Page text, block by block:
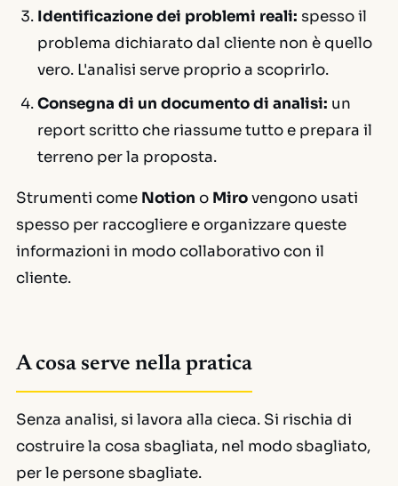
Identificazione dei problemi reali: spesso il
problema dichiarato dal cliente non è quello
vero. L'analisi serve proprio a scoprirlo.
Consegna di un documento di analisi: un
report scritto che riassume tutto e prepara il
terreno per la proposta.
Strumenti come Notion o Mirovengono usati
spesso per raccogliere e organizzare queste
informazioni in modo collaborativo con il
cliente.
A cosa serve nella pratica
Senza analisi, si lavora alla cieca. Si rischia di
costruire la cosa sbagliata, nel modo sbagliato,
per le persone sbagliate.